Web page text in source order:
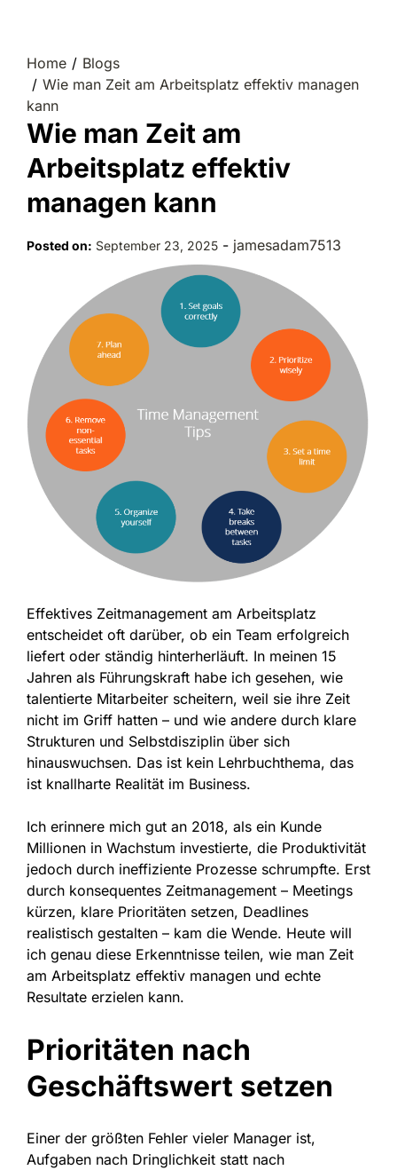
Home
Blogs
Wie man Zeit am Arbeitsplatz effektiv managen
kann
Wie man Zeit am
Arbeitsplatz effektiv
managen kann
Posted on: September 23, 2025 - jamesadam7513
Effektives Zeitmanagement am Arbeitsplatz
entscheidet oft darüber, ob ein Team erfolgreich
liefert oder ständig hinterherläuft. In meinen 15
Jahren als Führungskraft habe ich gesehen, wie
talentierte Mitarbeiter scheitern, weil sie ihre Zeit
nicht im Griff hatten – und wie andere durch klare
Strukturen und Selbstdisziplin über sich
hinauswuchsen. Das ist kein Lehrbuchthema, das
ist knallharte Realität im Business.
Ich erinnere mich gut an 2018, als ein Kunde
Millionen in Wachstum investierte, die Produktivität
jedoch durch ineffiziente Prozesse schrumpfte. Erst
durch konsequentes Zeitmanagement – Meetings
kürzen, klare Prioritäten setzen, Deadlines
realistisch gestalten – kam die Wende. Heute will
ich genau diese Erkenntnisse teilen, wie man Zeit
am Arbeitsplatz effektiv managen und echte
Resultate erzielen kann.
Prioritäten nach
Geschäftswert setzen
Einer der größten Fehler vieler Manager ist,
Aufgaben nach Dringlichkeit statt nach